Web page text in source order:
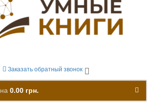
Заказать обратный звонок
на 0.00 грн.